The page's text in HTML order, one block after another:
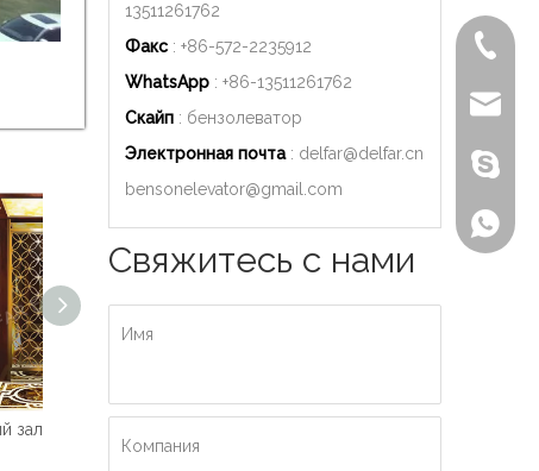
Машинный зал Высококачественный пассажирский лифт
13511261762
Факс : +86-572-2235912
WhatsApp : +86-13511261762
Скайп : бензолеватор
Электронная почта: delfar@delfar.cn
bensonelevator@gmail.com
Свяжитесь с нами
Имя
Компания
+86-
+86-